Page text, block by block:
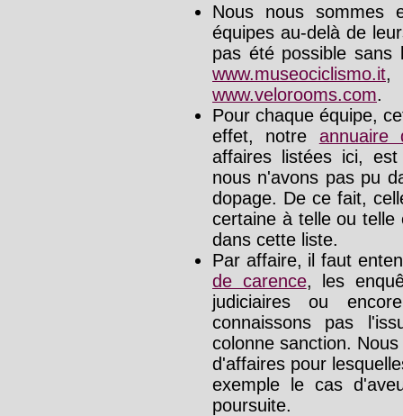
Nous nous sommes
équipes au-delà de
pas été possible sans
www.museociclismo.it
www.velorooms.com.
Pour chaque équipe,
effet, notre annuaire
affaires listées ici,
nous n'avons pas pu
dopage. De ce fait,
certaine à telle ou telle
dans cette liste.
Par affaire, il faut
de carence, les
judiciaires ou
connaissons pas
colonne sanction.
d'affaires pour
exemple le cas
poursuite.